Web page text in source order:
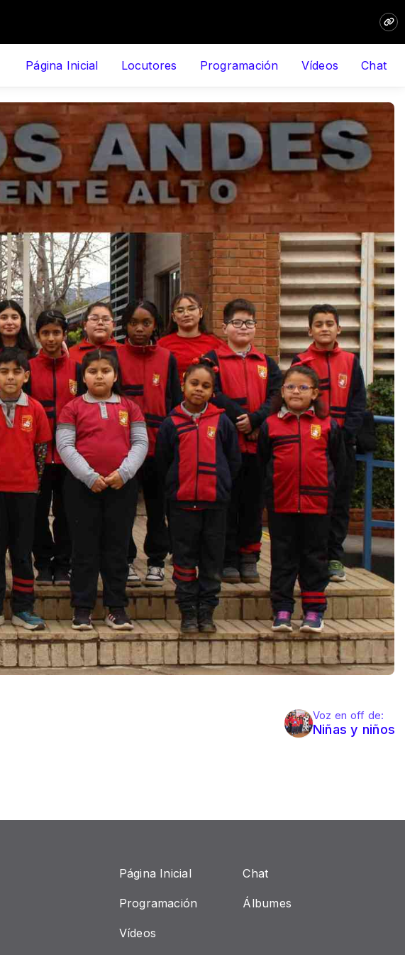
Página Inicial Locutores Programación Vídeos Chat
Voz en off de:
Niñas y niños
Página Inicial
Programación
Vídeos
Chat
Álbumes